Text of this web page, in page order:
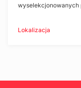
wyselekcjonowanych
Lokalizacja